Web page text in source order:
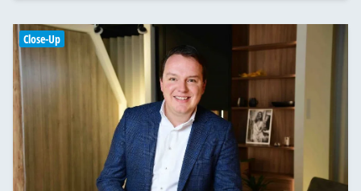
Close-Up